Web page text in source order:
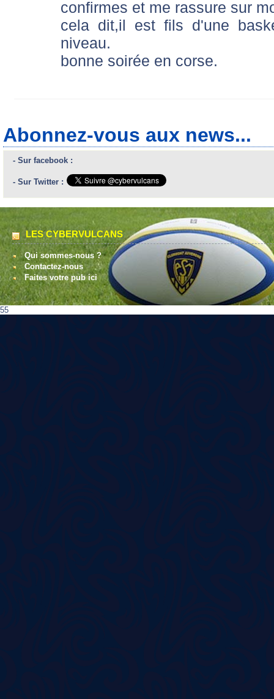
confirmes et me rassure sur
cela dit,il est fils d'une
niveau.
bonne soirée en corse.
Abonnez-vous aux news...
- Sur facebook :
- Sur Twitter :
LES CYBERVULCANS
Qui sommes-nous ?
Contactez-nous
Faites votre pub ici
55